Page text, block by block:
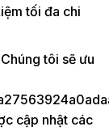
tối đa chi
tôi sẽ ưu
cập nhật các